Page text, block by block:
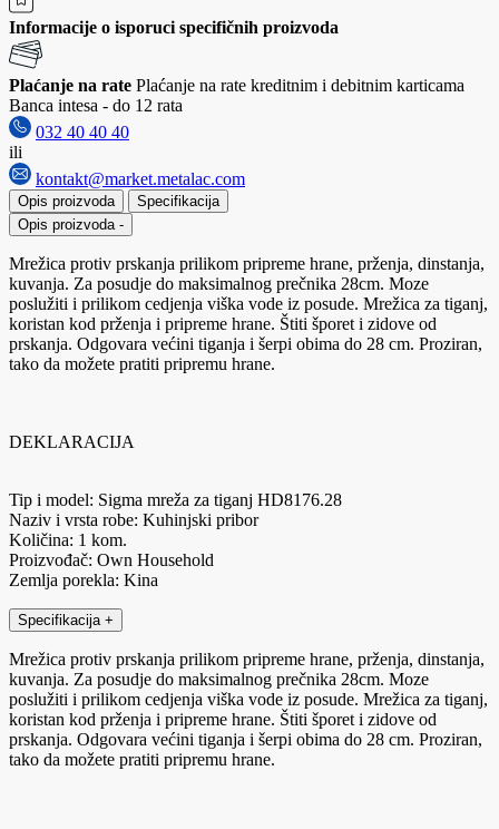
Informacije o isporuci specifičnih proizvoda
Plaćanje na rate Plaćanje na rate kreditnim i debitnim karticama
Banca intesa - do 12 rata
032 40 40 40
ili
kontakt@market.metalac.com
Opis proizvoda
Specifikacija
Opis proizvoda -
Mrežica protiv prskanja prilikom pripreme hrane, prženja, dinstanja,
kuvanja. Za posudje do maksimalnog prečnika 28cm. Moze
poslužiti i prilikom cedjenja viška vode iz posude. Mrežica za tiganj,
koristan kod prženja i pripreme hrane. Štiti šporet i zidove od
prskanja. Odgovara većini tiganja i šerpi obima do 28 cm. Proziran,
tako da možete pratiti pripremu hrane.
DEKLARACIJA
Tip i model: Sigma mreža za tiganj HD8176.28
Naziv i vrsta robe: Kuhinjski pribor
Količina: 1 kom.
Proizvođač: Own Household
Zemlja porekla: Kina
Specifikacija +
Mrežica protiv prskanja prilikom pripreme hrane, prženja, dinstanja,
kuvanja. Za posudje do maksimalnog prečnika 28cm. Moze
poslužiti i prilikom cedjenja viška vode iz posude. Mrežica za tiganj,
koristan kod prženja i pripreme hrane. Štiti šporet i zidove od
prskanja. Odgovara većini tiganja i šerpi obima do 28 cm. Proziran,
tako da možete pratiti pripremu hrane.